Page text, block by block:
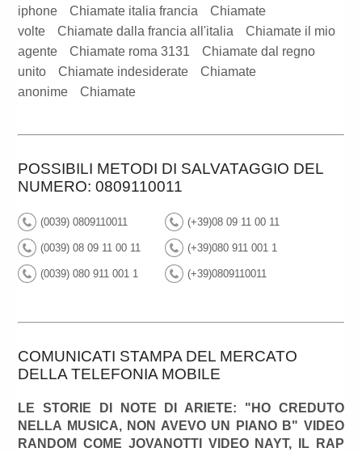
iphone Chiamate italia francia
Chiamate
volte
Chiamate dalla francia all'italia
Chiamate il mio
agente
Chiamate roma 3131
Chiamate dal regno
unito
Chiamate indesiderate
Chiamate
anonime
Chiamate
POSSIBILI METODI DI SALVATAGGIO DEL
NUMERO: 0809110011
(0039) 0809110011 (+39)08 09 11 00 11
(0039) 08 09 11 00 11 (+39)080 911 001 1
(0039) 080 911 001 1 (+39)0809110011
COMUNICATI STAMPA DEL MERCATO
DELLA TELEFONIA MOBILE
LE STORIE DI NOTE DI ARIETE: "HO CREDUTO
NELLA MUSICA, NON AVEVO UN PIANO B" VIDEO
RANDOM COME JOVANOTTI VIDEO NAYT, IL RAP